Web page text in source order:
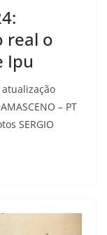
real o
Ipu
– PT
SERGIO